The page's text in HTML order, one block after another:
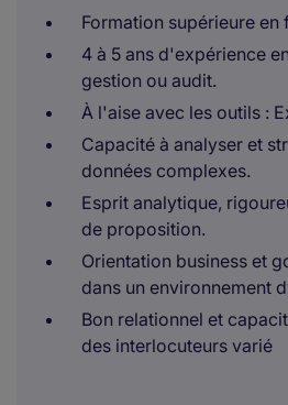
Formation supérieure en
4 à 5 ans d'expérience
gestion ou audit.
À l'aise avec les outils :
Capacité à analyser et
données complexes.
Esprit analytique,
de proposition.
Orientation business et
dans un environnement
Bon relationnel et
des interlocuteurs varié